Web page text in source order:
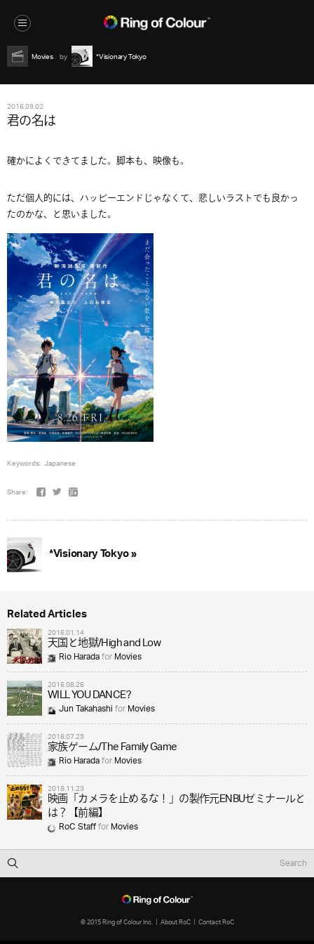
Movies *Visionary Tokyo
2016.09.02
君の名は
確かによくできてました。脚本も、映像も。
ただ個人的には、ハッピーエンドじゃなくて、悲しいラストでも良かっ
たのかな、と思いました。
Keywords: Japanese
Share:
*Visionary Tokyo »
Related Articles
2016.01.14
天国と地獄/High and Low
Rio HaradaforMovies
2016.08.26
WILL YOU DANCE?
Jun TakahashiforMovies
2018.07.25
家族ゲーム/The Family Game
Rio HaradaforMovies
2018.11.23
映画「カメラを止めるな！」の製作元ENBUゼミナールと
は？【前編】
RoC StaffforMovies
© 2015 Ring of Colour Inc. About RoC Contact RoC